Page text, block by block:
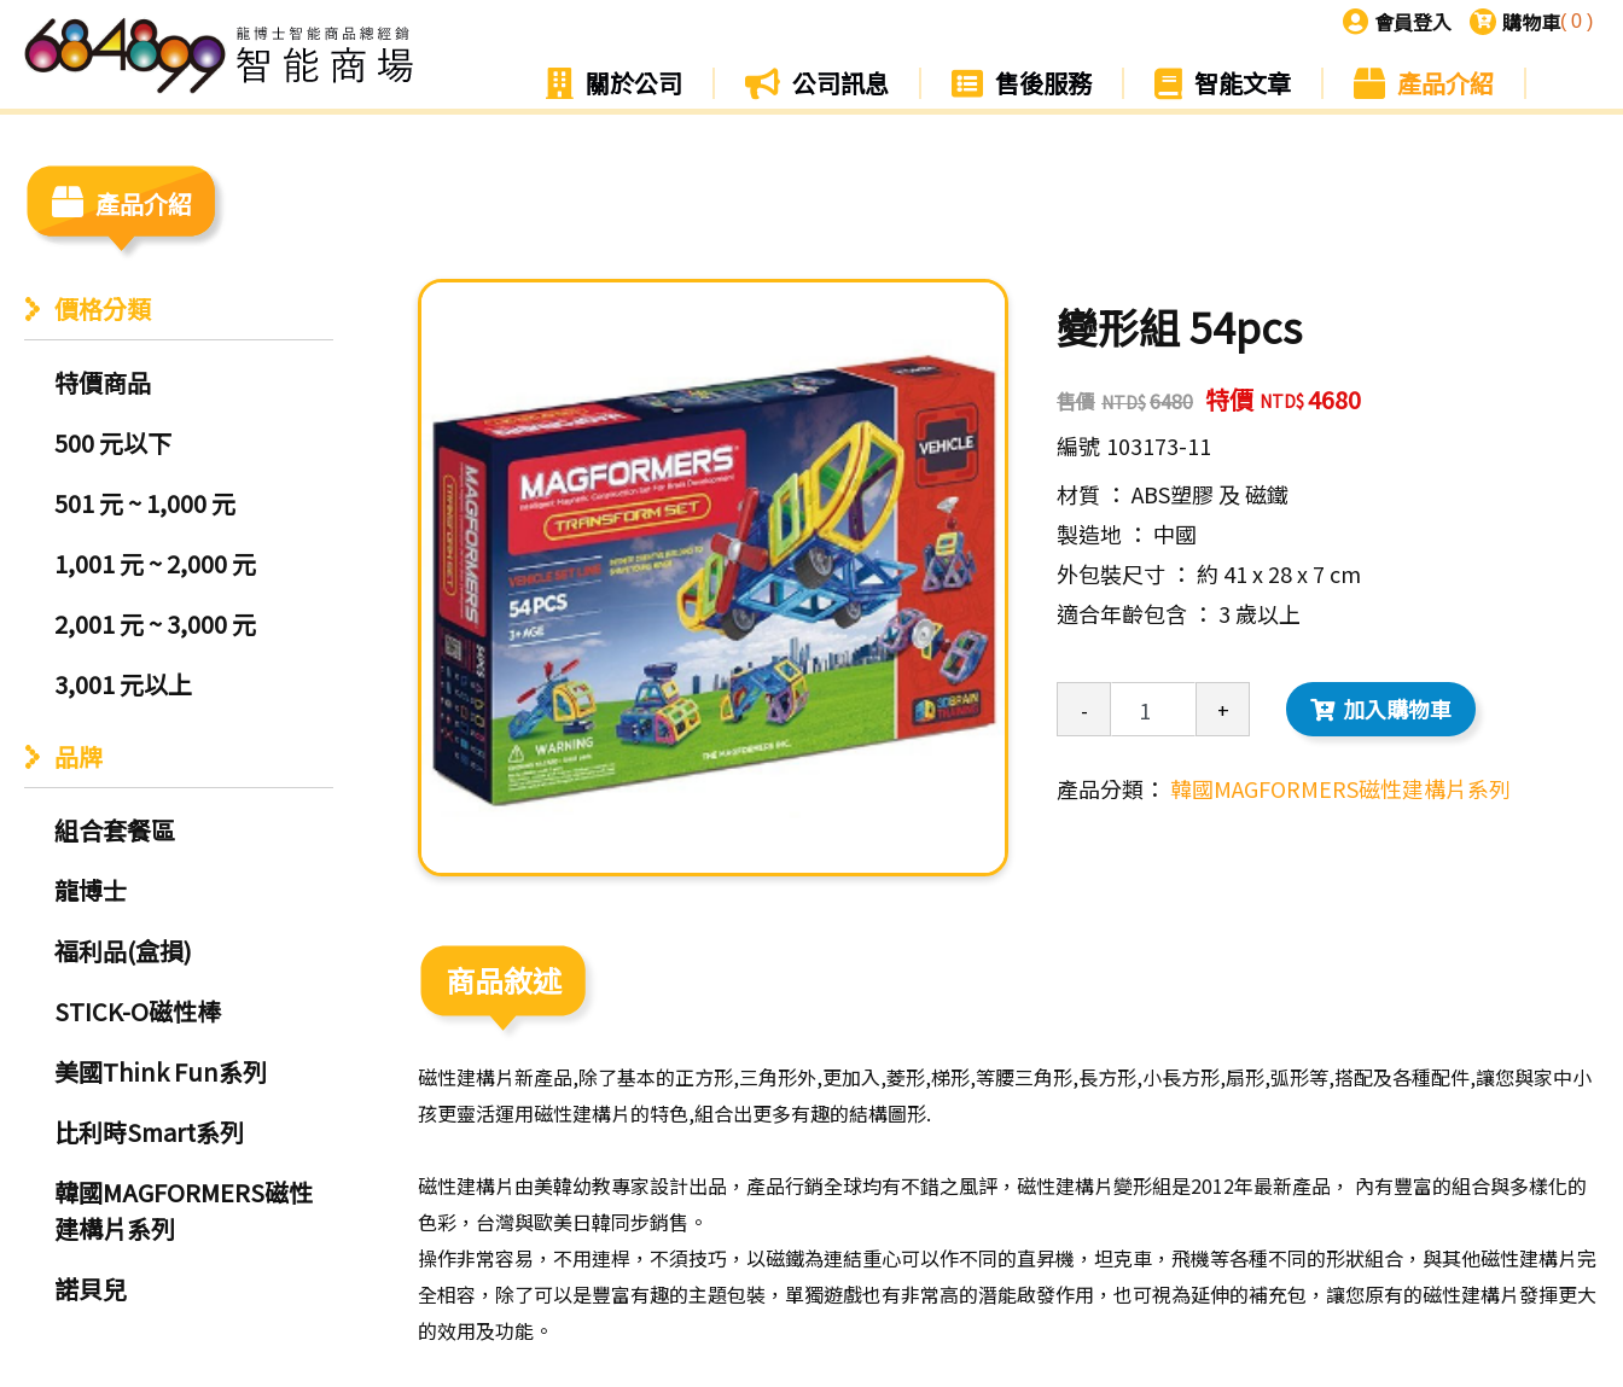
會員登入 購物車( 0 )
關於公司 公司訊息 售後服務 智能文章 產品介紹
產品介紹
價格分類
特價商品
500 元以下
501 元 ~ 1,000 元
1,001 元 ~ 2,000 元
2,001 元 ~ 3,000 元
3,001 元以上
品牌
組合套餐區
龍博士
福利品(盒損)
STICK-O磁性棒
美國Think Fun系列
比利時Smart系列
韓國MAGFORMERS磁性
建構片系列
諾貝兒
變形組 54pcs
售價 6480 特價 4680
編號 103173-11
材質 ： ABS塑膠 及 磁鐵
製造地 ： 中國
外包裝尺寸 ： 約 41 x 28 x 7 cm
適合年齡包含 ： 3 歲以上
- + 加入購物車
產品分類： 韓國MAGFORMERS磁性建構片系列
商品敘述
磁性建構片新產品,除了基本的正方形,三角形外,更加入,菱形,梯形,等腰三角形,長方形,小長方形,扇形,弧形等,搭配及各種配件,讓您與家中小
孩更靈活運用磁性建構片的特色,組合出更多有趣的結構圖形.
磁性建構片由美韓幼教專家設計出品，產品行銷全球均有不錯之風評，磁性建構片變形組是2012年最新產品， 內有豐富的組合與多樣化的
色彩，台灣與歐美日韓同步銷售。
操作非常容易，不用連桿，不須技巧，以磁鐵為連結重心可以作不同的直昇機，坦克車，飛機等各種不同的形狀組合，與其他磁性建構片完
全相容，除了可以是豐富有趣的主題包裝，單獨遊戲也有非常高的潛能啟發作用，也可視為延伸的補充包，讓您原有的磁性建構片發揮更大
的效用及功能。